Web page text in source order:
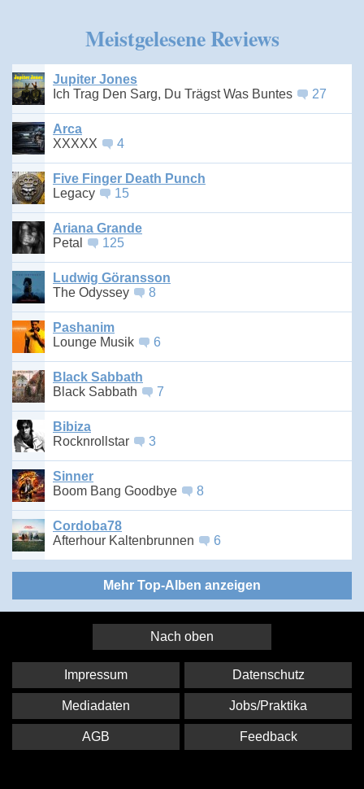
Meistgelesene Reviews
Jupiter Jones
Ich Trag Den Sarg, Du Trägst Was Buntes
27
Arca
XXXXX
4
Five Finger Death Punch
Legacy
15
Ariana Grande
Petal
125
Ludwig Göransson
The Odyssey
8
Pashanim
Lounge Musik
6
Black Sabbath
Black Sabbath
7
Bibiza
Rocknrollstar
3
Sinner
Boom Bang Goodbye
8
Cordoba78
Afterhour Kaltenbrunnen
6
Mehr Top-Alben anzeigen
Nach oben
Impressum Datenschutz
Mediadaten Jobs/Praktika
AGB Feedback